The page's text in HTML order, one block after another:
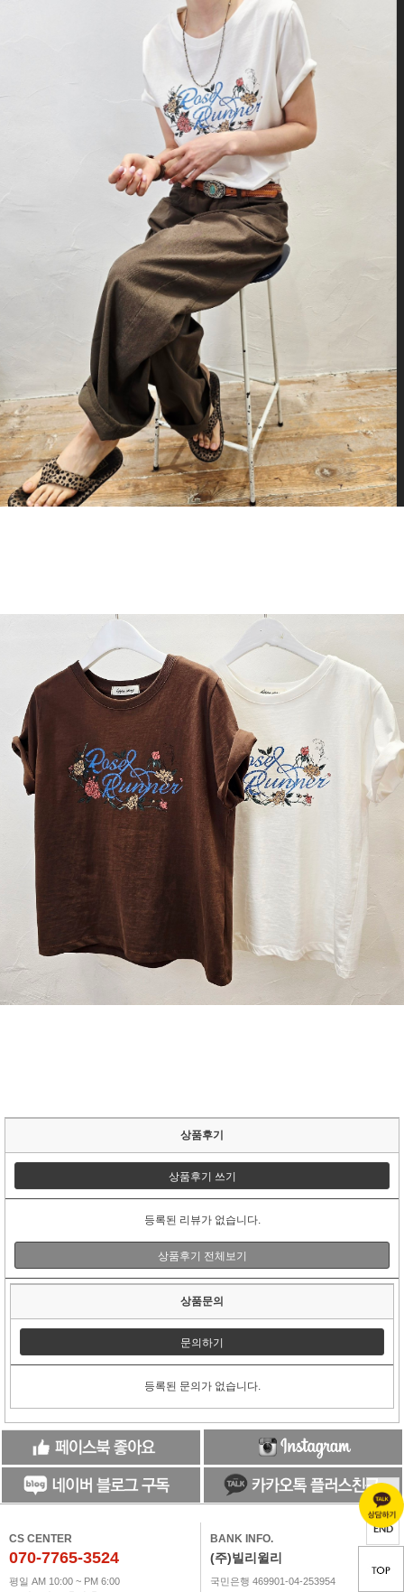
TOP
END
상품후기
상품후기 쓰기
등록된 리뷰가 없습니다.
상품후기 전체보기
상품문의
문의하기
등록된 문의가 없습니다.
CS CENTER
070-7765-3524
평일 AM 10:00 ~ PM 6:00
BANK INFO.
(주)빌리윌리
국민은행 469901-04-253954